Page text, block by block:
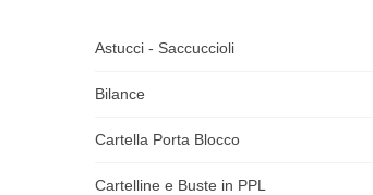
Astucci - Saccuccioli
Bilance
Cartella Porta Blocco
Cartelline e Buste in PPL